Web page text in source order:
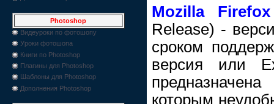
Photoshop
Видеуроки по фотошопу
Уроки фотошопа
Книги по Photoshop
Плагины для Photoshop
Шаблоны для Photoshop
Дополнения Photoshop
Mozilla
Release) -
сроком
версия или
которым